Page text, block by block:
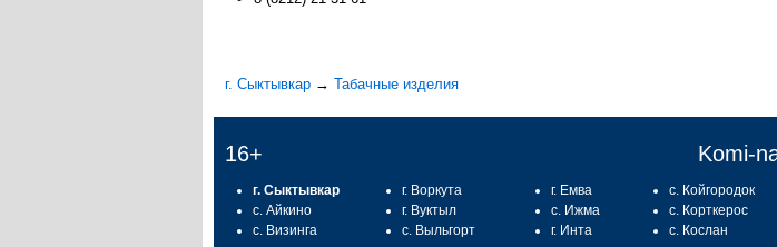
г. Сыктывкар → Табачные изделия
16+ Komi-
г. Сыктывкар
с. Айкино
с. Визинга
г. Воркута
г. Вуктыл
с. Выльгорт
г. Емва
с. Ижма
г. Инта
с. Койгородок
с. Корткерос
с. Кослан